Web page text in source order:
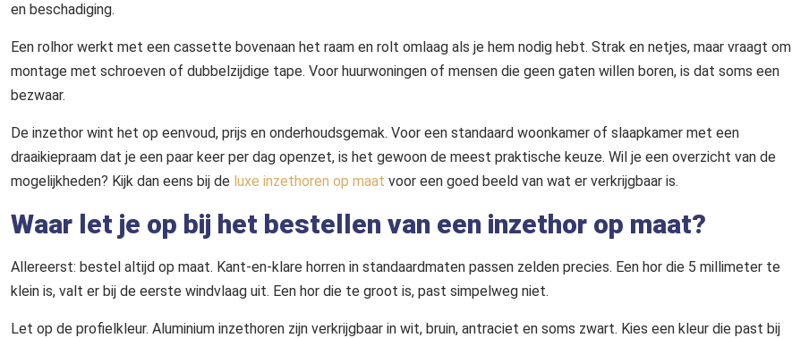
en beschadiging.
Een rolhor werkt met een cassette bovenaan het raam en rolt omlaag als je hem nodig hebt. Strak en netjes, maar vraagt om
montage met schroeven of dubbelzijdige tape. Voor huurwoningen of mensen die geen gaten willen boren, is dat soms een
bezwaar.
De inzethor wint het op eenvoud, prijs en onderhoudsgemak. Voor een standaard woonkamer of slaapkamer met een
draaikiepraam dat je een paar keer per dag openzet, is het gewoon de meest praktische keuze. Wil je een overzicht van de
mogelijkheden? Kijk dan eens bij de luxe inzethoren op maat voor een goed beeld van wat er verkrijgbaar is.
Waar let je op bij het bestellen van een inzethor op maat?
Allereerst: bestel altijd op maat. Kant-en-klare horren in standaardmaten passen zelden precies. Een hor die 5 millimeter te
klein is, valt er bij de eerste windvlaag uit. Een hor die te groot is, past simpelweg niet.
Let op de profielkleur. Aluminium inzethoren zijn verkrijgbaar in wit, bruin, antraciet en soms zwart. Kies een kleur die past bij